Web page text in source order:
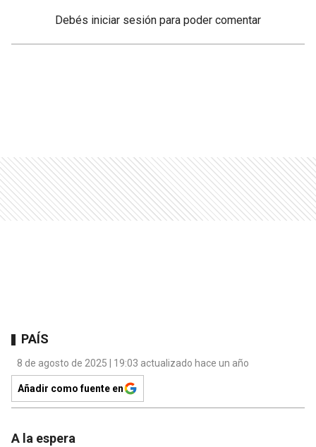
Debés iniciar sesión para poder comentar
PAÍS
8 de agosto de 2025 | 19:03 actualizado hace un año
Añadir como fuente en
A la espera